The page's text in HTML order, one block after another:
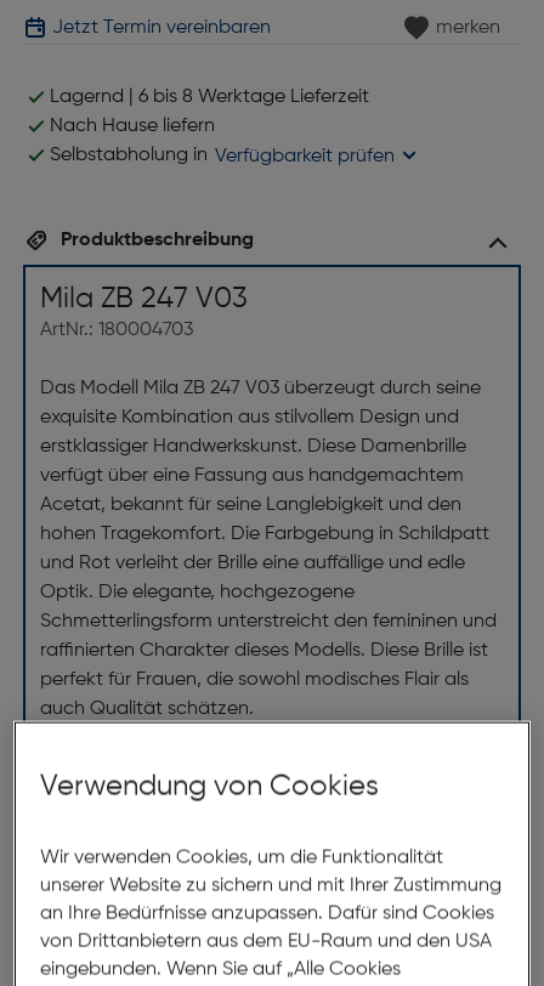
Jetzt Termin vereinbaren merken
Lagernd | 6 bis 8 Werktage Lieferzeit
Nach Hause liefern
Selbstabholung in Verfügbarkeit prüfen
Produktbeschreibung
Mila ZB 247 V03
ArtNr.: 180004703
Das Modell Mila ZB 247 V03 überzeugt durch seine
exquisite Kombination aus stilvollem Design und
erstklassiger Handwerkskunst. Diese Damenbrille
verfügt über eine Fassung aus handgemachtem
Acetat, bekannt für seine Langlebigkeit und den
hohen Tragekomfort. Die Farbgebung in Schildpatt
und Rot verleiht der Brille eine auffällige und edle
Optik. Die elegante, hochgezogene
Schmetterlingsform unterstreicht den femininen und
raffinierten Charakter dieses Modells. Diese Brille ist
perfekt für Frauen, die sowohl modisches Flair als
auch Qualität schätzen.
Abmessungen
Brillenbreite:143mm
Steg:16mm
Glasbreite:54mm
Bügellänge:140mm
Verwendung von Cookies
Wir verwenden Cookies, um die Funktionalität
unserer Website zu sichern und mit Ihrer Zustimmung
an Ihre Bedürfnisse anzupassen. Dafür sind Cookies
von Drittanbietern aus dem EU-Raum und den USA
eingebunden. Wenn Sie auf „Alle Cookies